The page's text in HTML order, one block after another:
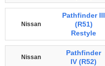
Nissan
Pathfinder III
(R51)
Restyle
Nissan
Pathfinder
IV (R52)